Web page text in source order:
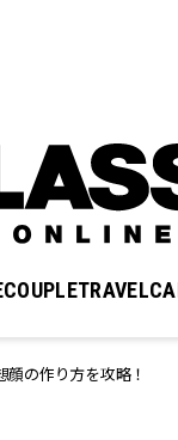
COUPLETRAVEL
顔の作り方を攻略！